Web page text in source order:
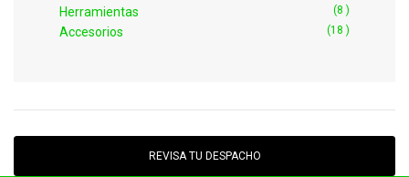
Herramientas (8 )
Accesorios (18 )
REVISA TU DESPACHO